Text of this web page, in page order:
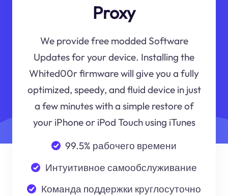
Proxy
We provide free modded Software
Updates for your device. Installing the
Whited00r firmware will give you a fully
optimized, speedy, and fluid device in just
a few minutes with a simple restore of
your iPhone or iPod Touch using iTunes
99.5% рабочего времени
Интуитивное самообслуживание
Команда поддержки круглосуточно